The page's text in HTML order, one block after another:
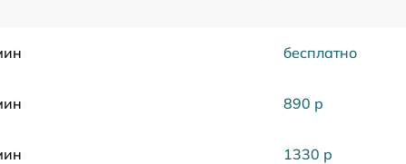
бесплатно
890 р
1330 р